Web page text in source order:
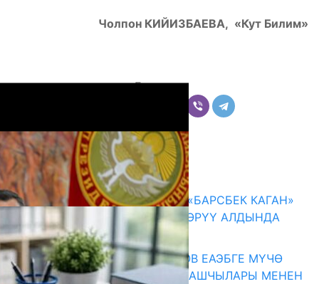
Чолпон КИЙИЗБАЕВА, «Кут Билим»
Бөлүшүү
Комментарийлер
Акыркы жаңылыктар
КЫРГЫЗ ТАРЫХЫ ТАСМАДА: «БАРСБЕК КАГАН»
КӨРКӨМ ТАСМАСЫ ЖАРЫК КӨРҮҮ АЛДЫНДА
07.08.2026
ПРЕЗИДЕНТ САДЫР ЖАПАРОВ ЕАЭБГЕ МҮЧӨ
МАМЛЕКЕТТЕРДИН ӨКМӨТ БАШЧЫЛАРЫ МЕНЕН